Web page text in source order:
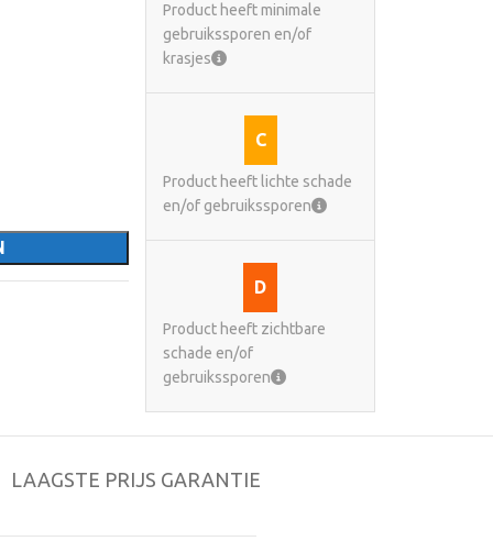
Product heeft minimale
gebruikssporen en/of
krasjes
C
Product heeft lichte schade
en/of gebruikssporen
D
Product heeft zichtbare
schade en/of
gebruikssporen
LAAGSTE PRIJS GARANTIE